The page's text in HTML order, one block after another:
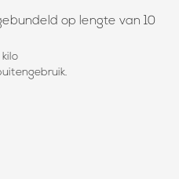
op lengte van 10